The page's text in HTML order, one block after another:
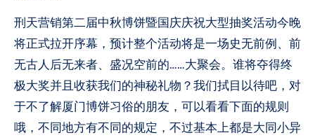
刑天营销第二届中秋博饼暨国庆庆祝大型抽奖活动今晚
将正式拉开序幕，预计整个活动将是一场史无前例、前
无古人后无来者、盛况空前的……大聚会。谁将夺得终
极大奖并且收获我们的神秘礼物？我们拭目以待吧，对
于不了解厦门博饼习俗的朋友，可以看看下面的规则
哦，不同地方有不同的规定，不过基本上都是大同小异